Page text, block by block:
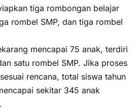
tiga rombongan belajar
rombel SMP, dan tiga rombel
mencapai 75 anak, terdiri
satu rombel SMP. Jika proses
rencana, total siswa tahun
sekitar 345 anak